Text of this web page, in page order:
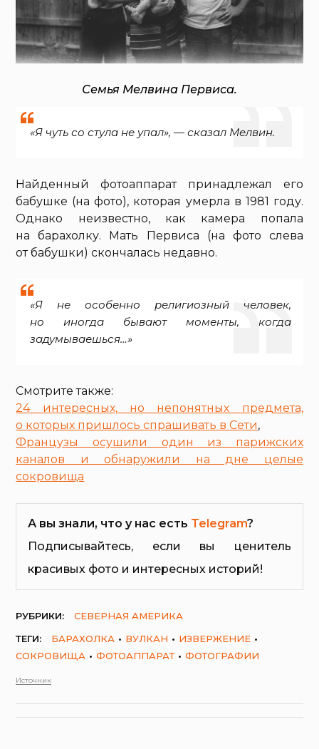
Семья Мелвина Первиса.
«Я чуть со стула не упал», — сказал Мелвин.
Найденный фотоаппарат принадлежал его
бабушке (на фото), которая умерла в 1981 году.
Однако неизвестно, как камера попала
на барахолку. Мать Первиса (на фото слева
от бабушки) скончалась недавно.
«Я не особенно религиозный человек,
но иногда бывают моменты, когда
задумываешься…»
Смотрите также:
24 интересных, но непонятных предмета,
о которых пришлось спрашивать в Сети,
Французы осушили один из парижских
каналов и обнаружили на дне целые
сокровища
А вы знали, что у нас есть Telegram?
Подписывайтесь, если вы ценитель
красивых фото и интересных историй!
РУБРИКИ:
СЕВЕРНАЯ АМЕРИКА
ТЕГИ:
БАРАХОЛКА ВУЛКАН
ИЗВЕРЖЕНИЕ
СОКРОВИЩА
ФОТОАППАРАТ ФОТОГРАФИИ
Источник